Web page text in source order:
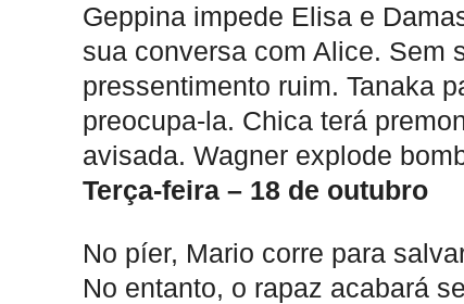
Geppina impede Elisa e
sua conversa com Alice. Sem
pressentimento ruim. Tanaka
preocupa-la. Chica terá
avisada. Wagner explode
Terça-feira – 18 de outubro
No píer, Mario corre para
No entanto, o rapaz acabará